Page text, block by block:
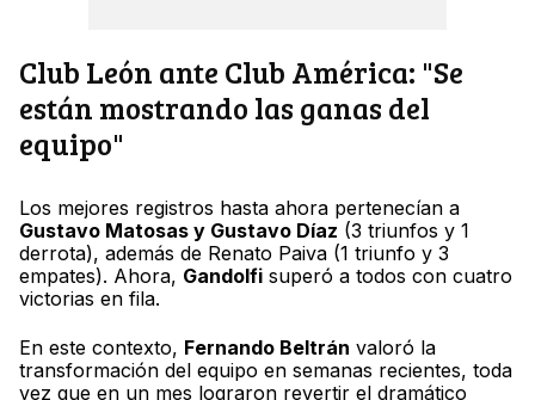
Club León ante Club América: "Se
están mostrando las ganas del
equipo"
Los mejores registros hasta ahora pertenecían a
Gustavo Matosas y Gustavo Díaz (3 triunfos y 1
derrota), además de Renato Paiva (1 triunfo y 3
empates). Ahora, Gandolfi superó a todos con cuatro
victorias en fila.
En este contexto, Fernando Beltrán valoró la
transformación del equipo en semanas recientes, toda
vez que en un mes lograron revertir el dramático